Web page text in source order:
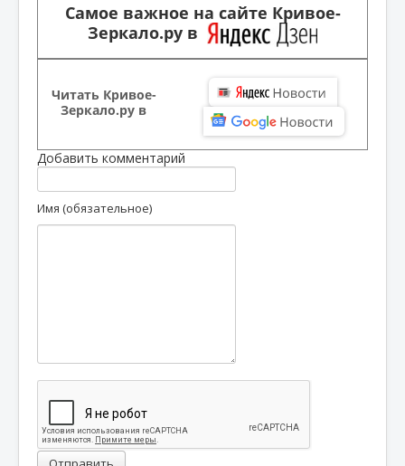
Самое важное на сайте Кривое-
Зеркало.ру в
Читать Кривое-
Зеркало.ру в
Добавить комментарий
Имя (обязательное)